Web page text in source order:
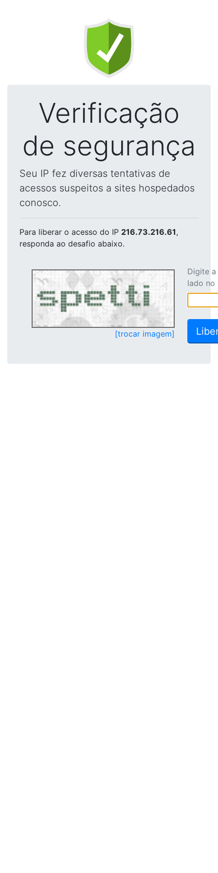
Verificação
de segurança
Seu IP fez diversas tentativas de
acessos suspeitos a sites hospedados
conosco.
Para liberar o acesso do IP 216.73.216.61,
responda ao desafio abaixo.
[trocar imagem]
Digite
lado no